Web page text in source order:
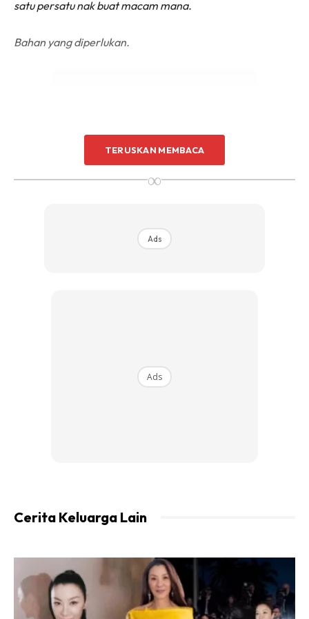
satu persatu nak buat macam mana.
Bahan yang diperlukan.
Ads
TERUSKAN MEMBACA
∞
Ads
Ads
Cerita Keluarga Lain